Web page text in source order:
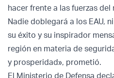
hacer frente a las fuerzas
Nadie doblegará a los EAU,
su éxito y su inspirador
región en materia de
y prosperidad», prometió.
El Ministerio de Defensa